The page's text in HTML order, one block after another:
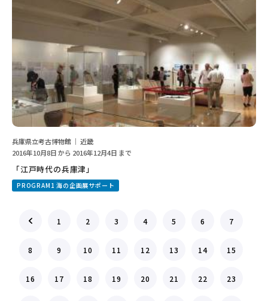
兵庫県立考古博物館 ｜ 近畿
2016年10月8日 から 2016年12月4日 まで
「江戸時代の兵庫津」
PROGRAM1 海の企画展サポート
1 2 3 4 5 6 7
8 9 10 11 12 13 14 15
16 17 18 19 20 21 22 23